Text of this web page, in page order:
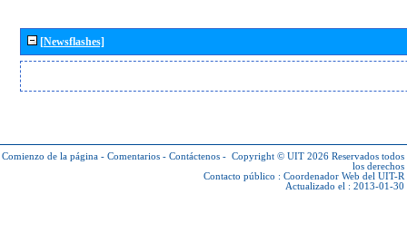
[Newsflashes]
Comienzo de la página - Comentarios - Contáctenos - Copyright © UIT 2026 Reservados todos
los derechos
Contacto público : Coordenador Web del UIT-R
Actualizado el : 2013-01-30